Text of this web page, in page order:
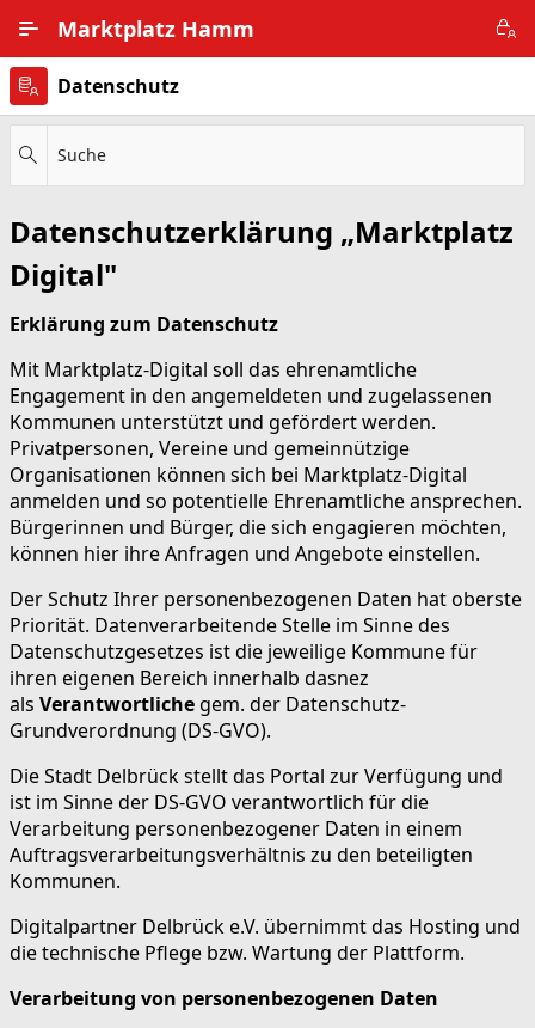
Marktplatz Hamm
Alle Ortsteile
Impressum
Datenschutz
Datenschutz
Suche
Datenschutzerklärung „Marktplatz
Digital"
Erklärung zum Datenschutz
Mit Marktplatz-Digital soll das ehrenamtliche
Engagement in den angemeldeten und zugelassenen
Kommunen unterstützt und gefördert werden.
Privatpersonen, Vereine und gemeinnützige
Organisationen können sich bei Marktplatz-Digital
anmelden und so potentielle Ehrenamtliche ansprechen.
Bürgerinnen und Bürger, die sich engagieren möchten,
können hier ihre Anfragen und Angebote einstellen.
Der Schutz Ihrer personenbezogenen Daten hat oberste
Priorität. Datenverarbeitende Stelle im Sinne des
Datenschutzgesetzes ist die jeweilige Kommune für
ihren eigenen Bereich innerhalb dasnez
als Verantwortliche gem. der Datenschutz-
Grundverordnung (DS-GVO).
Die Stadt Delbrück stellt das Portal zur Verfügung und
ist im Sinne der DS-GVO verantwortlich für die
Verarbeitung personenbezogener Daten in einem
Auftragsverarbeitungsverhältnis zu den beteiligten
Kommunen.
Digitalpartner Delbrück e.V. übernimmt das Hosting und
die technische Pflege bzw. Wartung der Plattform.
Verarbeitung von personenbezogenen Daten